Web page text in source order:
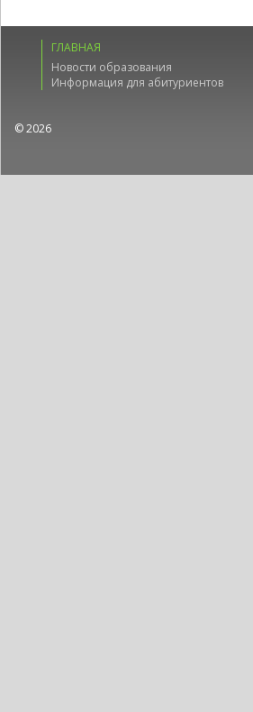
ГЛАВНАЯ
Новости образования
Информация для абитуриентов
© 2026